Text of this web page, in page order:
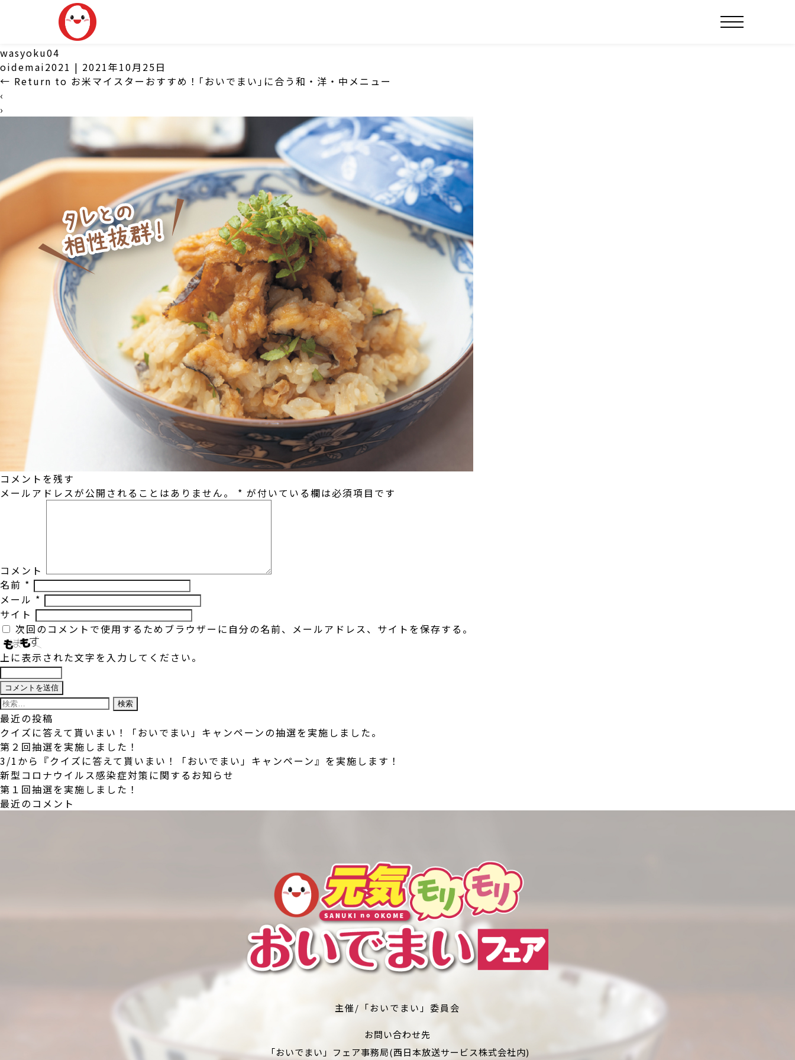
wasyoku04
oidemai2021 | 2021年10月25日
← Return to お米マイスターおすすめ！｢おいでまい｣に合う和・洋・中メニュー
‹
›
コメントを残す
メールアドレスが公開されることはありません。
* が付いている欄は必須項目です
コメント
名前 *
メール *
サイト
次回のコメントで使用するためブラウザーに自分の名前、メールアドレス、サイトを保存する。
上に表示された文字を入力してください。
検
索:
最近の投稿
クイズに答えて貰いまい！「おいでまい」キャンペーンの抽選を実施しました。
第２回抽選を実施しました！
3/1から『クイズに答えて貰いまい！「おいでまい」キャンペーン』を実施します！
新型コロナウイルス感染症対策に関するお知らせ
第１回抽選を実施しました！
最近のコメント
主催/「おいでまい」委員会
お問い合わせ先
「おいでまい」フェア事務局(西日本放送サービス株式会社内)